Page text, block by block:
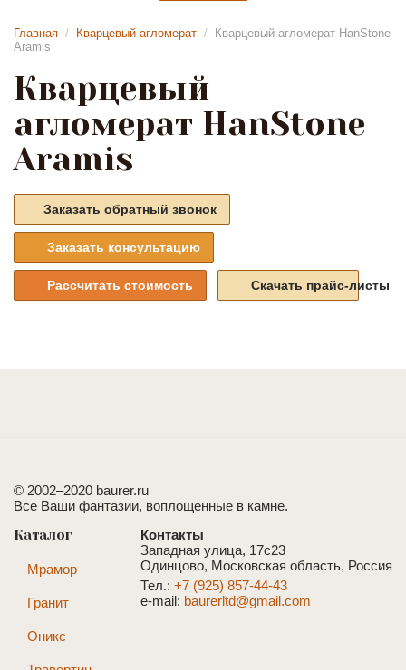
Главная / Кварцевый агломерат /
Кварцевый агломерат HanStone
Aramis
Кварцевый
агломерат HanStone
Aramis
Заказать обратный звонок
Заказать консультацию
Рассчитать стоимость Скачать прайс-листы
© 2002–2020 baurer.ru
Все Ваши фантазии, воплощенные в камне.
Контакты
Западная улица, 17с23
Одинцово, Московская область, Россия
Тел.: +7 (925) 857-44-43
e-mail: baurerltd@gmail.com
Каталог
Мрамор
Гранит
Оникс